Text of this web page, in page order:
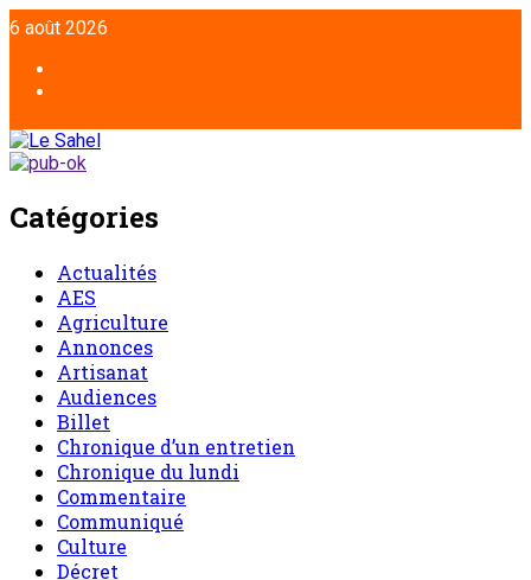
6 août 2026
Catégories
Actualités
AES
Agriculture
Annonces
Artisanat
Audiences
Billet
Chronique d’un entretien
Chronique du lundi
Commentaire
Communiqué
Culture
Décret